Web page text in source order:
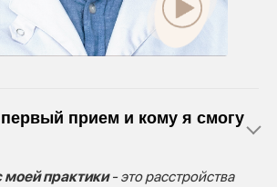
прием и кому я смогу
практики- это расстройства